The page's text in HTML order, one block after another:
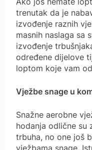
trenutak da je
izvođenje raznih
masnih naslaga sa
izvođenje
određene dijelove
loptom koje vam
Vježbe snage u
Snažne aerobne
hodanja odlične su
trbuha, no one još
vježbama snage.